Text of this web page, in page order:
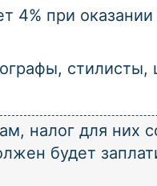
4% при
налог для них
будет